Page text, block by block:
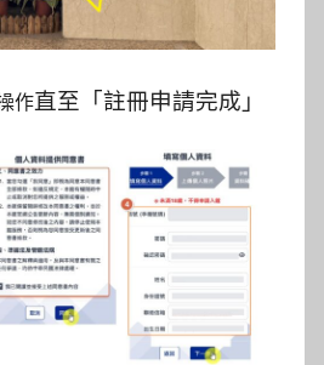
作直至「註冊申請完成」